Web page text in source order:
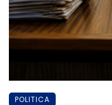
POLITICA